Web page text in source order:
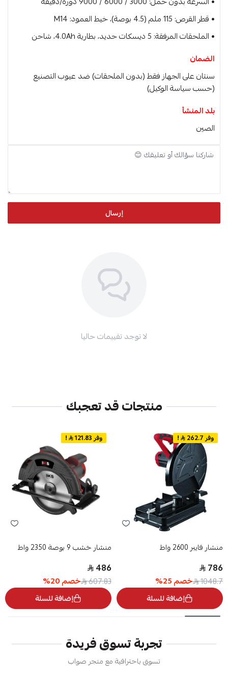
• قطر القرص: 115 ملم (4.5 بوصة)، خيط العمود: M14
• الملحقات المرفقة: 5 ديسكات حديد، بطارية 4.0Ah، شاحن
الضمان
سنتان على الجهاز فقط (بدون الملحقات) ضد عيوب التصنيع
(حسب سياسة الوكيل)
بلد المنشأ
الصين
إرسال
لا توجد تقييمات حاليا
منتجات قد تعجبك
وفر 262.7 !
منشار فايبر 2600 واط
786
1048.7 خصم25
%
إضافة للسلة
وفر 121.83 !
منشار خشب 9 بوصة 2350 واط
486
607.83 خصم20
%
إضافة للسلة
تجربة تسوق فريدة
تسوق باحترافية مع متجر صواب